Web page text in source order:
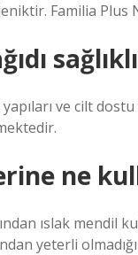
Familia Plus
ve cilt
ne
ıslak
yeterli